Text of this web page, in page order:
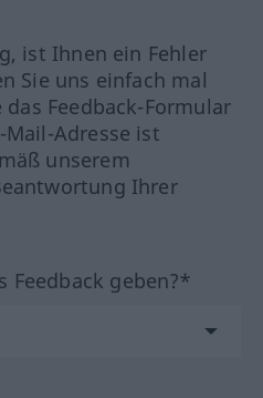
ist Ihnen ein Fehler
Sie uns einfach mal
Feedback-Formular
Mail-Adresse ist
unserem
Ihrer
Feedback geben?*